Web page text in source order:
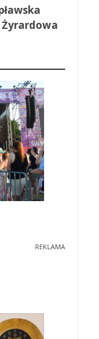
Żyrardowa
REKLAMA